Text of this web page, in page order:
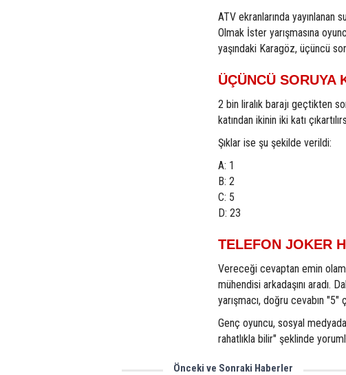
ATV ekranlarında yayınlanan
Olmak İster yarışmasına
yaşındaki Karagöz, üçüncü
ÜÇÜNCÜ SORUYA
2 bin liralık barajı geçtikten
katından ikinin iki katı
Şıklar ise şu şekilde verildi:
A: 1
B: 2
C: 5
D: 23
TELEFON JOKER
Vereceği cevaptan emin
mühendisi arkadaşını aradı.
yarışmacı, doğru cevabın "5"
Genç oyuncu, sosyal
rahatlıkla bilir" şeklinde
Önceki ve Sonraki Haberler